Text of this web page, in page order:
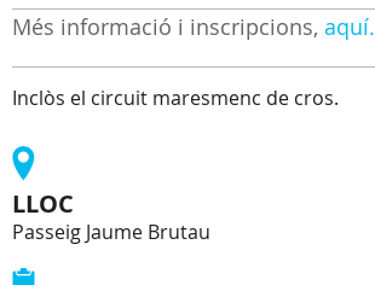
Més informació i inscripcions, aquí.
Inclòs el circuit maresmenc de cros.
LLOC
Passeig Jaume Brutau